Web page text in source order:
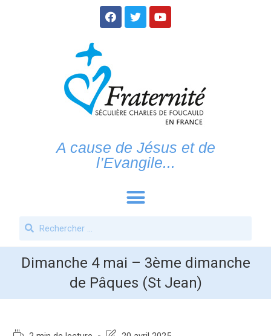
A cause de Jésus et de
l’Evangile...
Dimanche 4 mai – 3ème dimanche
de Pâques (St Jean)